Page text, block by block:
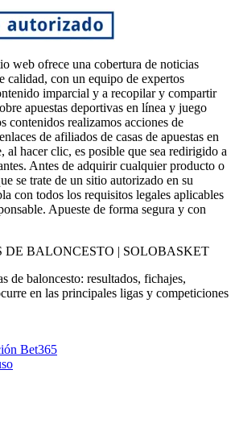
web ofrece una cobertura de noticias
calidad, con un equipo de expertos
imparcial y a recopilar y compartir
apuestas deportivas en línea y juego
contenidos realizamos acciones de
de afiliados de casas de apuestas en
al hacer clic, es posible que sea redirigido a
Antes de adquirir cualquier producto o
se trate de un sitio autorizado en su
con todos los requisitos legales aplicables
Apueste de forma segura y con
BALONCESTO | SOLOBASKET
de baloncesto: resultados, fichajes,
en las principales ligas y competiciones
Bet365